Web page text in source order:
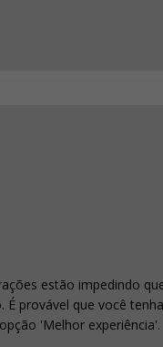
estão impedindo
É provável que você
'Melhor experiência'.